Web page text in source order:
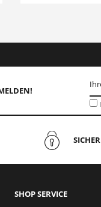
SHOP SERVICE